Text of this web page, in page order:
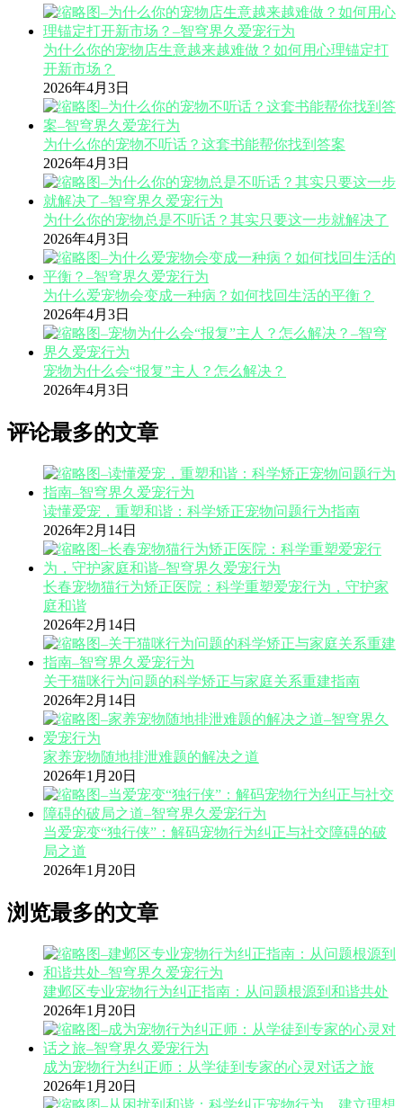
为什么你的宠物店生意越来越难做？如何用心理锚定打
开新市场？
2026年4月3日
为什么你的宠物不听话？这套书能帮你找到答案
2026年4月3日
为什么你的宠物总是不听话？其实只要这一步就解决了
2026年4月3日
为什么爱宠物会变成一种病？如何找回生活的平衡？
2026年4月3日
宠物为什么会“报复”主人？怎么解决？
2026年4月3日
评论最多的文章
读懂爱宠，重塑和谐：科学矫正宠物问题行为指南
2026年2月14日
长春宠物猫行为矫正医院：科学重塑爱宠行为，守护家
庭和谐
2026年2月14日
关于猫咪行为问题的科学矫正与家庭关系重建指南
2026年2月14日
家养宠物随地排泄难题的解决之道
2026年1月20日
当爱宠变“独行侠”：解码宠物行为纠正与社交障碍的破
局之道
2026年1月20日
浏览最多的文章
建邺区专业宠物行为纠正指南：从问题根源到和谐共处
2026年1月20日
成为宠物行为纠正师：从学徒到专家的心灵对话之旅
2026年1月20日